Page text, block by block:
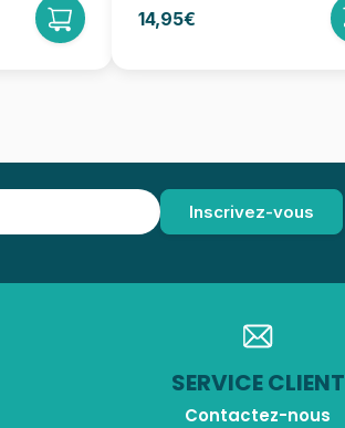
14,95€
SERVICE CLIENT
Contactez-nous